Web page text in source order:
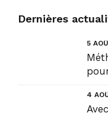
Dernières
5
4